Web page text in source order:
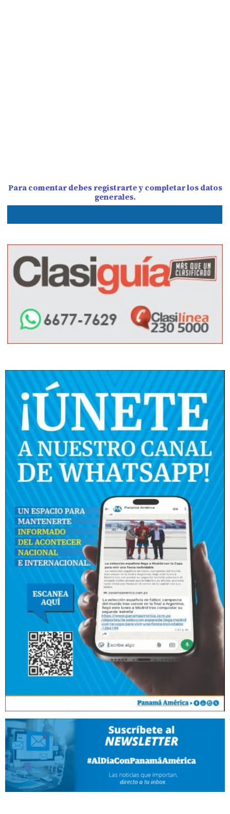
Para comentar debes registrarte y completar los datos
generales.